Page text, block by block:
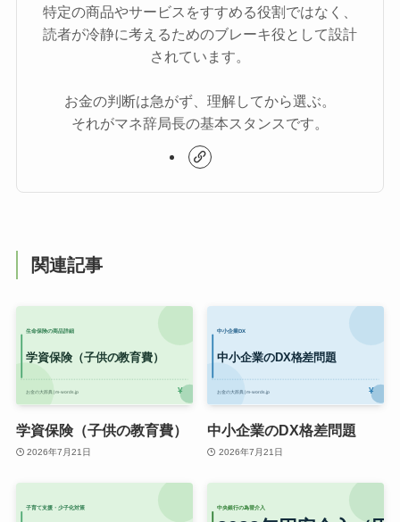
特定の商品やサービスをすすめる役割ではなく、
読者が冷静に考えるためのブレーキ役として設計
されています。
お金の判断は急がず、理解してから選ぶ。
それがマネ辞局長の基本スタンスです。
関連記事
学資保険（子供の教育費）
2026年7月21日
中小企業のDX格差問題
2026年7月21日